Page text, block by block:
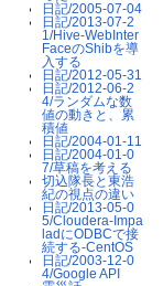
日記/2005-07-04
日記/2013-07-2
1/Hive-WebInter
FaceのShibを導
入する
日記/2012-05-31
日記/2012-06-2
4/ランダムな数
値の動きと、累
積値
日記/2004-01-11
日記/2004-01-0
7/草稿を考える
切込隊長と東浩
紀の視点の違い
日記/2013-05-0
5/Cloudera-Impa
ladにODBCで接
続する-CentOS
日記/2003-12-0
4/Google API